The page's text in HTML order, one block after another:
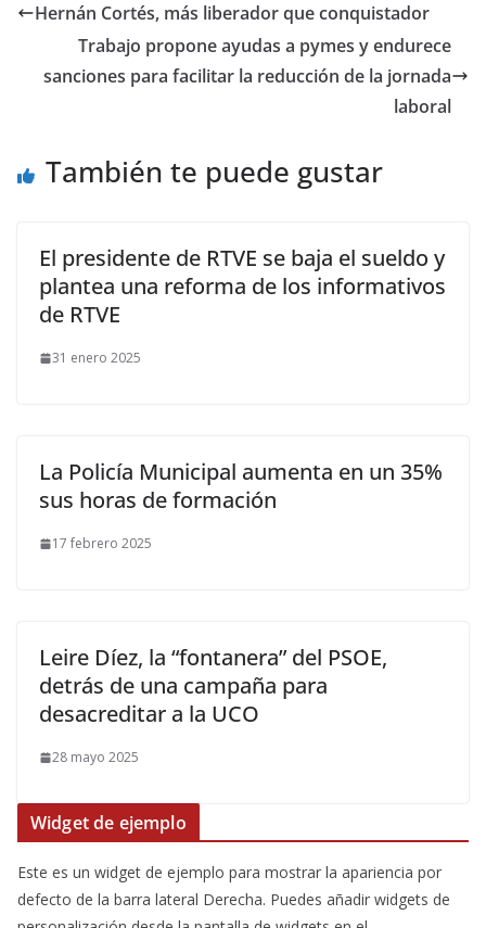
Hernán Cortés, más liberador que conquistador
Trabajo propone ayudas a pymes y endurece
sanciones para facilitar la reducción de la jornada
laboral
También te puede gustar
El presidente de RTVE se baja el sueldo y
plantea una reforma de los informativos
de RTVE
31 enero 2025
La Policía Municipal aumenta en un 35%
sus horas de formación
17 febrero 2025
Leire Díez, la “fontanera” del PSOE,
detrás de una campaña para
desacreditar a la UCO
28 mayo 2025
Widget de ejemplo
Este es un widget de ejemplo para mostrar la apariencia por
defecto de la barra lateral Derecha. Puedes añadir widgets de